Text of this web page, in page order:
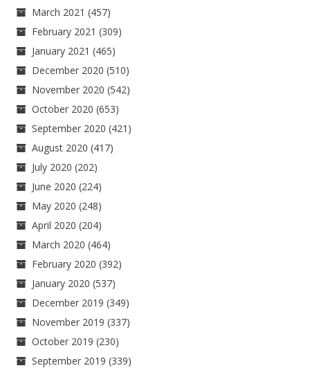
March 2021 (457)
February 2021 (309)
January 2021 (465)
December 2020 (510)
November 2020 (542)
October 2020 (653)
September 2020 (421)
August 2020 (417)
July 2020 (202)
June 2020 (224)
May 2020 (248)
April 2020 (204)
March 2020 (464)
February 2020 (392)
January 2020 (537)
December 2019 (349)
November 2019 (337)
October 2019 (230)
September 2019 (339)